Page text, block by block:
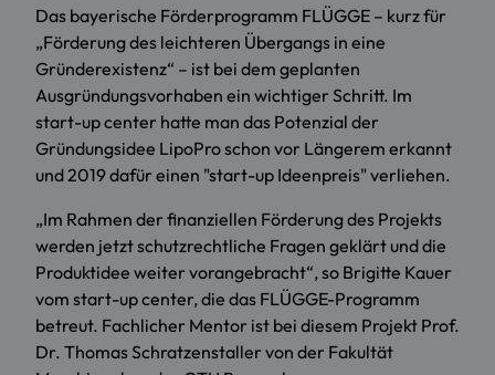
Das bayerische Förderprogramm FLÜGGE – kurz für
„Förderung des leichteren Übergangs in eine
Gründerexistenz“ – ist bei dem geplanten
Ausgründungsvorhaben ein wichtiger Schritt. Im
start-up center hatte man das Potenzial der
Gründungsidee LipoPro schon vor Längerem erkannt
und 2019 dafür einen "start-up Ideenpreis" verliehen.
„Im Rahmen der finanziellen Förderung des Projekts
werden jetzt schutzrechtliche Fragen geklärt und die
Produktidee weiter vorangebracht“, so Brigitte Kauer
vom start-up center, die das FLÜGGE-Programm
betreut. Fachlicher Mentor ist bei diesem Projekt Prof.
Dr. Thomas Schratzenstaller von der Fakultät